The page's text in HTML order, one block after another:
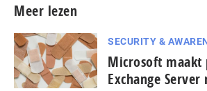
Meer lezen
SECURITY &
Microsoft maakt
Exchange